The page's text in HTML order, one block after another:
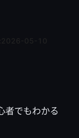
者でもわかる